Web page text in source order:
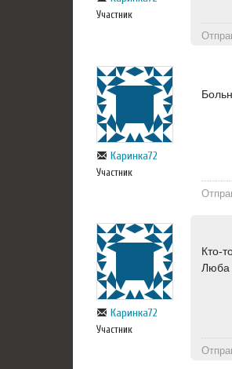
Участник
Каринка72
Участник
Каринка72
Участник
Кто-
Люба